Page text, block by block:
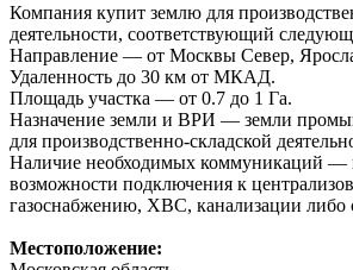
Компания купит землю для
деятельности, соответствующий
Направление — от Москвы Север,
Удаленность до 30 км от МКАД.
Площадь участка — от 0.7 до 1 Га.
Назначение земли и ВРИ — земли
для производственно-складской
Наличие необходимых коммуникаций —
возможности подключения к
газоснабжению, XBС, канализации либо
Местоположение: